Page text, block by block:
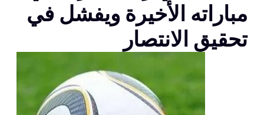
مباراته الأخيرة ويفشل في
تحقيق الانتصار